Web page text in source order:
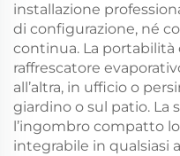
installazione
di configurazione, né
continua. La portabilità
raffrescatore
all’altra, in ufficio o
giardino o sul patio. La
l’ingombro compatto
integrabile in qualsiasi